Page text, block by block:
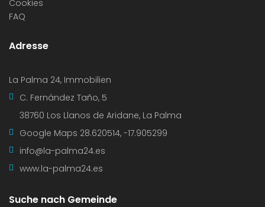
Cookies
FAQ
Adresse
La Palma 24, Immobilien
C. Fernández Taño, 5
38760 Los Llanos de Aridane, La Palma
Google Maps 28.620514, -17.905299
info@la-palma24.es
www.la-palma24.es
Suche nach Gemeinde